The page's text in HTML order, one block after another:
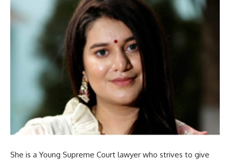
She is a Young Supreme Court lawyer who strives to give